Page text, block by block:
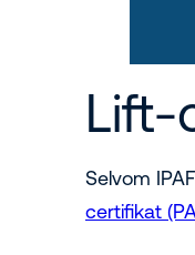
Lift-
Selvom
certifikat